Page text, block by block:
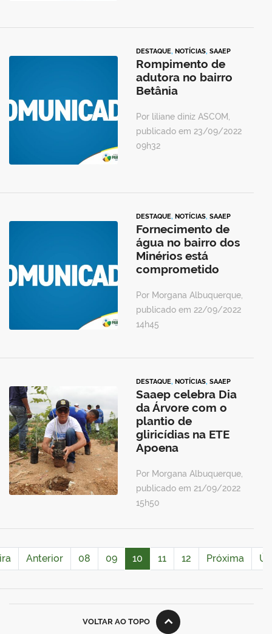
DESTAQUE, NOTÍCIAS, SAAEP
Rompimento de
adutora no bairro
Betânia
Por liliane diniz ASCOM,
publicado em 23/09/2022
09h32
DESTAQUE, NOTÍCIAS, SAAEP
Fornecimento de
água no bairro dos
Minérios está
comprometido
Por Morgana Albuquerque,
publicado em 22/09/2022
14h45
DESTAQUE, NOTÍCIAS, SAAEP
Saaep celebra Dia
da Árvore com o
plantio de
gliricídias na ETE
Apoena
Por Morgana Albuquerque,
publicado em 21/09/2022
15h50
Anterior 08 09 10 11 12 Próxima
VOLTAR AO TOPO